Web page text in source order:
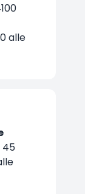
alle
45